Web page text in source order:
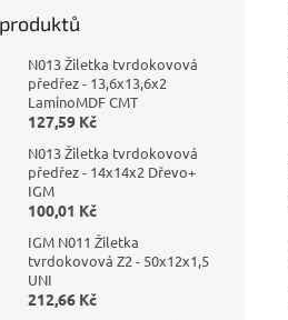
N013 Žiletka tvrdokovová
předřez - 13,6x13,6x2
LaminoMDF CMT
127,59 Kč
N013 Žiletka tvrdokovová
předřez - 14x14x2 Dřevo+
IGM
100,01 Kč
IGM N011 Žiletka
tvrdokovová Z2 - 50x12x1,5
UNI
212,66 Kč